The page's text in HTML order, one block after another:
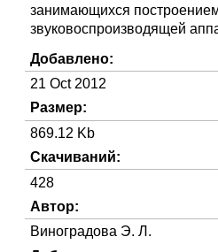
занимающихся
звуковоспроизводящей
Добавлено:
21 Oct 2012
Размер:
869.12 Kb
Скачиваний:
428
Автор:
Виноградова Э. Л.